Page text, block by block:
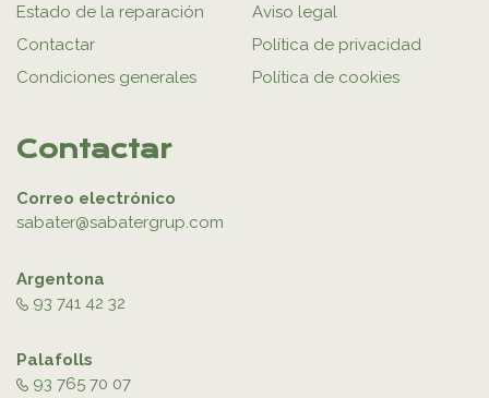
Estado de la reparación
Contactar
Condiciones generales
Aviso legal
Política de privacidad
Política de cookies
Contactar
Correo electrónico
sabater@sabatergrup.com
Argentona
93 741 42 32
Palafolls
93 765 70 07